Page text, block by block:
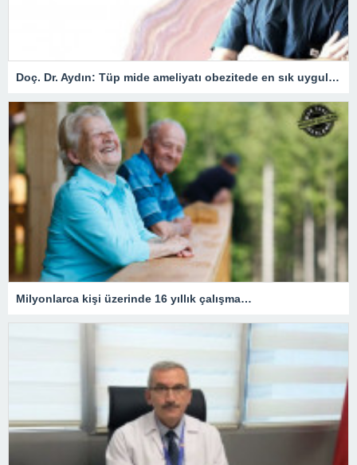
Doç. Dr. Aydın: Tüp mide ameliyatı obezitede en sık uygulanan yöntem
Milyonlarca kişi üzerinde 16 yıllık çalışma…